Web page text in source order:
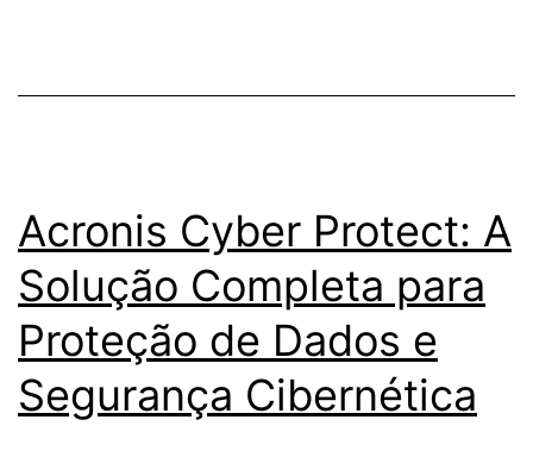
na
Acronis Cyber Protect: A
Solução Completa para
Proteção de Dados e
Segurança Cibernética